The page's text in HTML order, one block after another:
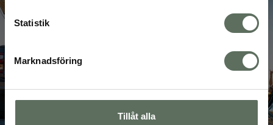
Statistik
Marknadsföring
Tillåt alla